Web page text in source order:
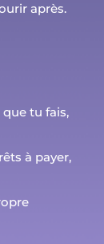
après.
tu fais,
à payer,